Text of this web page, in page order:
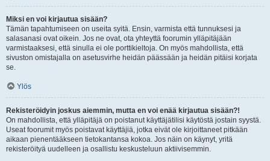
Miksi en voi kirjautua sisään?
Tämän tapahtumiseen on useita syitä. Ensin, varmista että tunnuksesi ja
salasanasi ovat oikein. Jos ne ovat, ota yhteyttä foorumin ylläpitäjään
varmistaaksesi, että sinulla ei ole porttikieltoja. On myös mahdollista, että
sivuston omistajalla on asetusvirhe heidän päässään ja heidän pitäisi korjata
se.
Ylös
Rekisteröidyin joskus aiemmin, mutta en voi enää kirjautua sisään?!
On mahdollista, että ylläpitäjä on poistanut käyttäjätilisi käytöstä jostain syystä.
Useat foorumit myös poistavat käyttäjiä, jotka eivät ole kirjoittaneet pitkään
aikaan pienentääkseen tietokantansa kokoa. Jos näin on käynyt, yritä
rekisteröityä uudelleen ja osallistu keskusteluun aktiivisemmin.